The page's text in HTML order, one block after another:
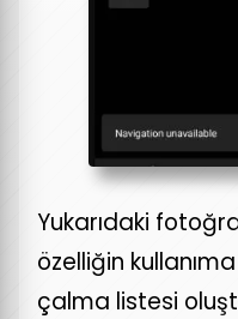
Yukarıdaki
özelliğin
çalma listesi